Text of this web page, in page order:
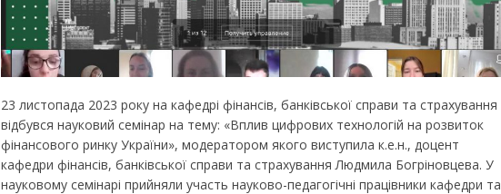
23 листопада 2023 року на кафедрі фінансів, банківської справи та страхування
відбувся науковий семінар на тему: «Вплив цифрових технологій на розвиток
фінансового ринку України», модератором якого виступила к.е.н., доцент
кафедри фінансів, банківської справи та страхування Людмила Богріновцева. У
науковому семінарі прийняли участь науково-педагогічні працівники кафедри та